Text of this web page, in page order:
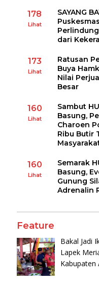
178
Lihat
SAYANG
dari
173
Lihat
Ratusan
Buya
Nilai
Besar
160
Lihat
Sambut
Basung,
Charoen
Ribu Butir
160
Lihat
Semarak
Basung,
Gunung
Adrenalin
Feature
Bakal Jadi
Lapek
Kabupaten